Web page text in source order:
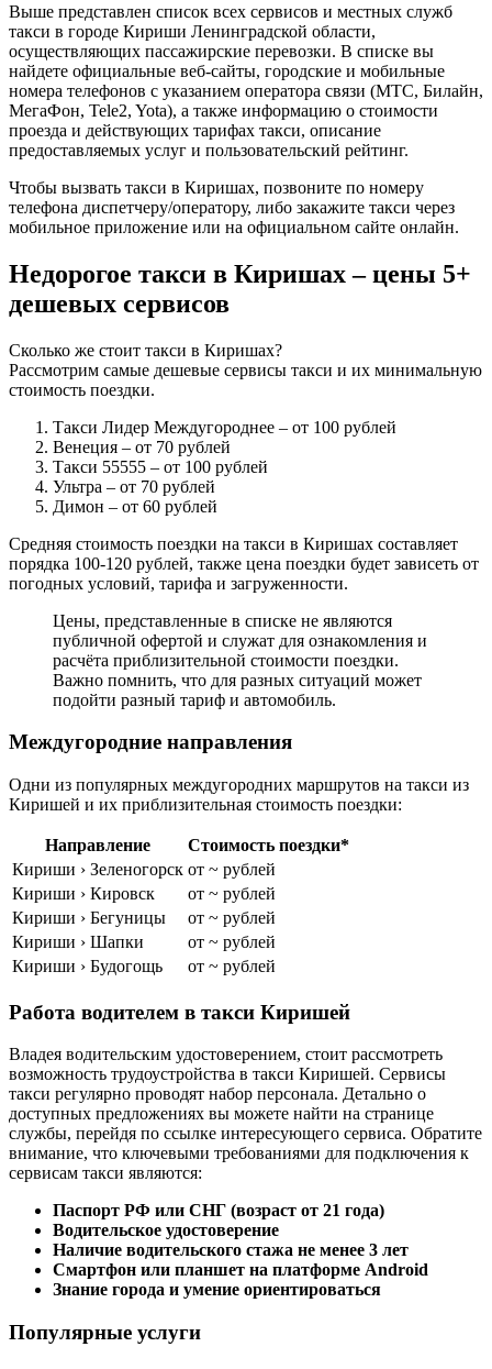
Выше представлен список всех сервисов и местных служб
такси в городе Кириши Ленинградской области,
осуществляющих пассажирские перевозки. В списке вы
найдете официальные веб-сайты, городские и мобильные
номера телефонов с указанием оператора связи (МТС, Билайн,
МегаФон, Tele2, Yota), а также информацию о стоимости
проезда и действующих тарифах такси, описание
предоставляемых услуг и пользовательский рейтинг.
Чтобы вызвать такси в Киришах, позвоните по номеру
телефона диспетчеру/оператору, либо закажите такси через
мобильное приложение или на официальном сайте онлайн.
Недорогое такси в Киришах – цены 5+
дешевых сервисов
Сколько же стоит такси в Киришах?
Рассмотрим самые дешевые сервисы такси и их минимальную
стоимость поездки.
Такси Лидер Междугороднее – от 100 рублей
Венеция – от 70 рублей
Такси 55555 – от 100 рублей
Ультра – от 70 рублей
Димон – от 60 рублей
Средняя стоимость поездки на такси в Киришах составляет
порядка 100-120 рублей, также цена поездки будет зависеть от
погодных условий, тарифа и загруженности.
Цены, представленные в списке не являются
публичной офертой и служат для ознакомления и
расчёта приблизительной стоимости поездки.
Важно помнить, что для разных ситуаций может
подойти разный тариф и автомобиль.
Междугородние направления
Одни из популярных междугородних маршрутов на такси из
Киришей и их приблизительная стоимость поездки:
Направление
Стоимость поездки*
Кириши › Зеленогорск от ~ рублей
Кириши › Кировск
от ~ рублей
Кириши › Бегуницы
от ~ рублей
Кириши › Шапки
от ~ рублей
Кириши › Будогощь
от ~ рублей
Работа водителем в такси Киришей
Владея водительским удостоверением, стоит рассмотреть
возможность трудоустройства в такси Киришей. Сервисы
такси регулярно проводят набор персонала. Детально о
доступных предложениях вы можете найти на странице
службы, перейдя по ссылке интересующего сервиса. Обратите
внимание, что ключевыми требованиями для подключения к
сервисам такси являются:
Паспорт РФ или СНГ (возраст от 21 года)
Водительское удостоверение
Наличие водительского стажа не менее 3 лет
Смартфон или планшет на платформе Android
Знание города и умение ориентироваться
Популярные услуги